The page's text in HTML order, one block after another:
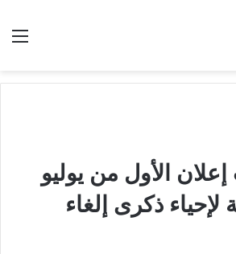
الأول من يوليو
ذكرى إلغاء